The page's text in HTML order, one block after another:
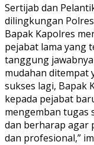
Sertijab dan
dilingkungan
Bapak Kapolres
pejabat lama yang
tanggung
mudahan ditempat
sukses lagi, Bapak
kepada pejabat
mengemban tugas
dan berharap agar
dan profesional,”